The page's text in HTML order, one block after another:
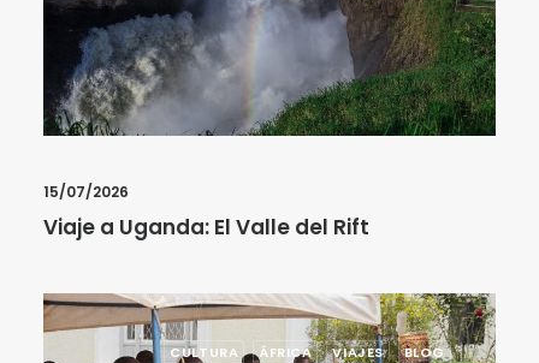
15/07/2026
Viaje a Uganda: El Valle del Rift
CULTURA ÁFRICA VIAJES BLOG